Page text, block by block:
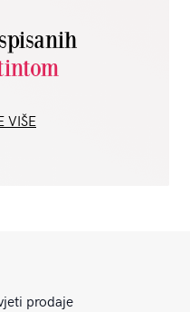
VIŠE
prodaje